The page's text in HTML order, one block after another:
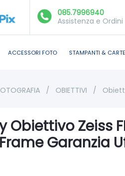
085.7996940
Assistenza e Ordini
ACCESSORI FOTO STAMPANTI & CARTE
/ OBIETTIVI /
Obiettivo Zeiss
Garanzia